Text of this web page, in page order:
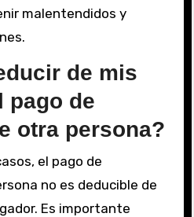
malentendidos y
de mis
pago de
otra persona?
el pago de
no es deducible de
Es importante